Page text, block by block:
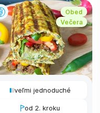
Obed
Večera
veľmi jednoduché
od 2. kroku